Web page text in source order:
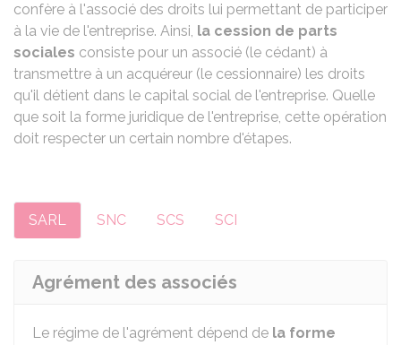
confère à l'associé des droits lui permettant de participer
à la vie de l'entreprise. Ainsi, la cession de parts
sociales consiste pour un associé (le cédant) à
transmettre à un acquéreur (le cessionnaire) les droits
qu'il détient dans le capital social de l'entreprise. Quelle
que soit la forme juridique de l'entreprise, cette opération
doit respecter un certain nombre d'étapes.
SARL SNC SCS SCI
Agrément des associés
Le régime de l'agrément dépend de la forme